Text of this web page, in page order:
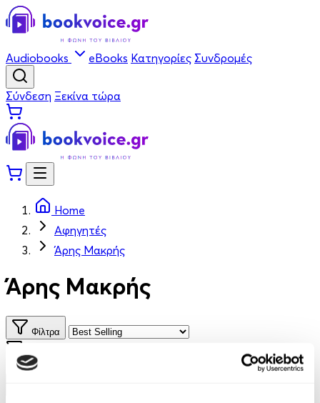
Audiobooks eBooks Κατηγορίες Συνδρομές
Σύνδεση Ξεκίνα τώρα
Home
Αφηγητές
Άρης Μακρής
Άρης Μακρής
Φίλτρα
Φίλτρα